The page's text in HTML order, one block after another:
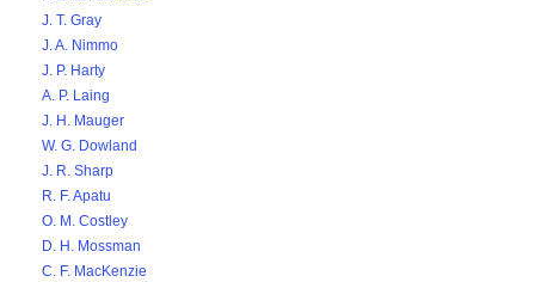
J. T. Gray
J. A. Nimmo
J. P. Harty
A. P. Laing
J. H. Mauger
W. G. Dowland
J. R. Sharp
R. F. Apatu
O. M. Costley
D. H. Mossman
C. F. MacKenzie